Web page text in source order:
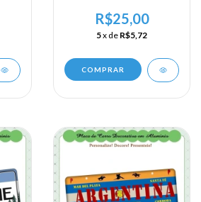
- Argentina
R$25,00
5x de R$5,72
COMPRAR